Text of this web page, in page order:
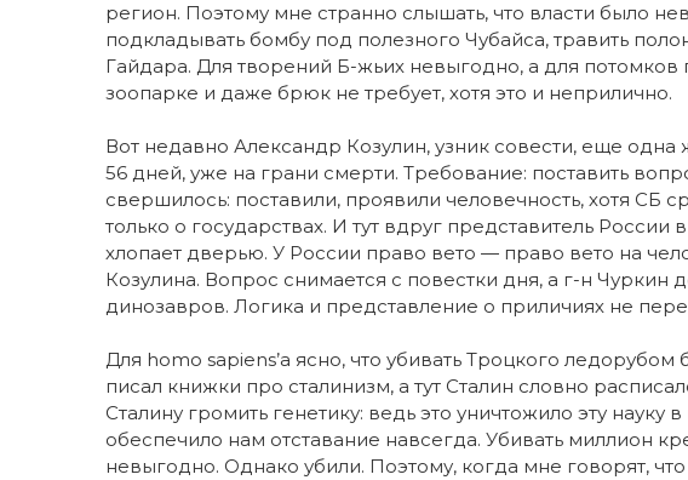
регион. Поэтому мне странно слышать, что власти было
подкладывать бомбу под полезного Чубайса, травить
Гайдара. Для творений Б-жьих невыгодно, а для потомков
зоопарке и даже брюк не требует, хотя это и неприлично.
Вот недавно Александр Козулин, узник совести, еще
56 дней, уже на грани смерти. Требование: поставить
свершилось: поставили, проявили человечность, хотя СБ
только о государствах. И тут вдруг представитель России
хлопает дверью. У России право вето — право вето на
Козулина. Вопрос снимается с повестки дня, а г-н Чуркин
динозавров. Логика и представление о приличиях не
Для homo sapiens’а ясно, что убивать Троцкого
писал книжки про cталинизм, а тут Сталин словно
Сталину громить генетику: ведь это уничтожило эту науку
обеспечило нам отставание навсегда. Убивать миллион
невыгодно. Однако убили. Поэтому, когда мне говорят,